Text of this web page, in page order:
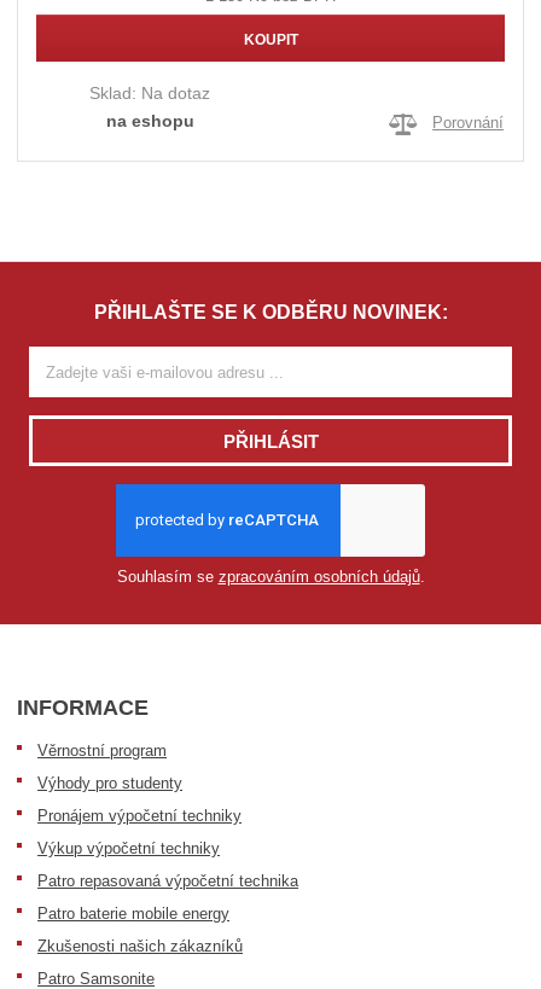
KOUPIT
Sklad: Na dotaz
na eshopu
Porovnání
PŘIHLAŠTE SE K ODBĚRU NOVINEK:
PŘIHLÁSIT
Souhlasím se zpracováním osobních údajů.
INFORMACE
Věrnostní program
Výhody pro studenty
Pronájem výpočetní techniky
Výkup výpočetní techniky
Patro repasovaná výpočetní technika
Patro baterie mobile energy
Zkušenosti našich zákazníků
Patro Samsonite